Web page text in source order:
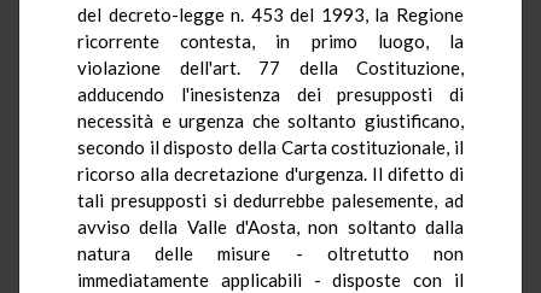
del decreto-legge n. 453 del 1993, la Regione
ricorrente contesta, in primo luogo, la
violazione dell'art. 77 della Costituzione,
adducendo l'inesistenza dei presupposti di
necessità e urgenza che soltanto giustificano,
secondo il disposto della Carta costituzionale, il
ricorso alla decretazione d'urgenza. Il difetto di
tali presupposti si dedurrebbe palesemente, ad
avviso della Valle d'Aosta, non soltanto dalla
natura delle misure - oltretutto non
immediatamente applicabili - disposte con il